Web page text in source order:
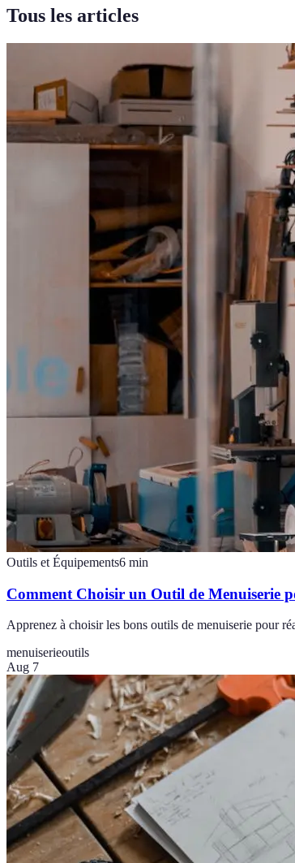
Tous les articles
Outils et Équipements6 min
Comment Choisir un Outil de Menuiserie
Apprenez à choisir les bons outils de menuiserie pour
menuiserieoutils
Aug 7